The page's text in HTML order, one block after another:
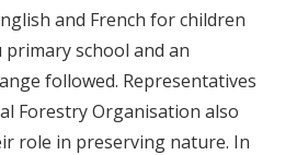
and French for children
school and an
followed. Representatives
Forestry Organisation also
role in preserving nature. In